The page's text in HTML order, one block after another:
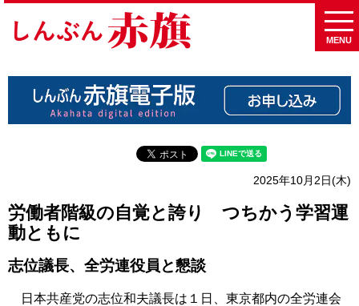
MENU
2025年10月2日(木)
労働者階級の自覚と誇り つちかう学習運
動ともに
志位議長、全労連役員と懇談
日本共産党の志位和夫議長は１日、東京都内の全労連会